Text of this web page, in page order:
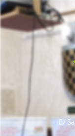
C/